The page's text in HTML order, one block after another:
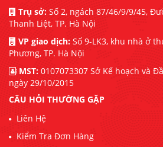
Trụ sở: Số 2, ngách 87/46/9/9/45,
Thanh Liệt, TP. Hà Nội
VP giao dịch: Số 9-LK3, khu nhà ở
Phương, TP. Hà Nội
MST: 0107073307 Sở Kế hoạch và
ngày 29/10/2015
CÂU HỎI THƯỜNG GẶP
Liên Hệ
Kiểm Tra Đơn Hàng